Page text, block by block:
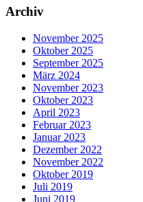
Archiv
November 2025
Oktober 2025
September 2025
März 2024
November 2023
Oktober 2023
April 2023
Februar 2023
Januar 2023
Dezember 2022
November 2022
Oktober 2019
Juli 2019
Juni 2019